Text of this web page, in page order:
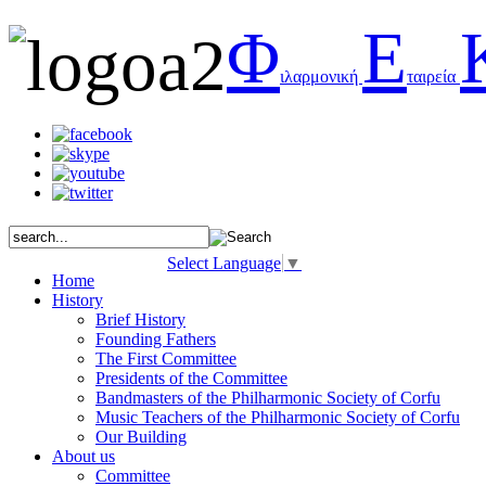
Φιλαρμονική Εταιρεία
Select Language ▼
Home
History
Brief History
Founding Fathers
The First Committee
Presidents of the Committee
Bandmasters of the Philharmonic Society of Corfu
Music Teachers of the Philharmonic Society of Corfu
Our Building
About us
Committee